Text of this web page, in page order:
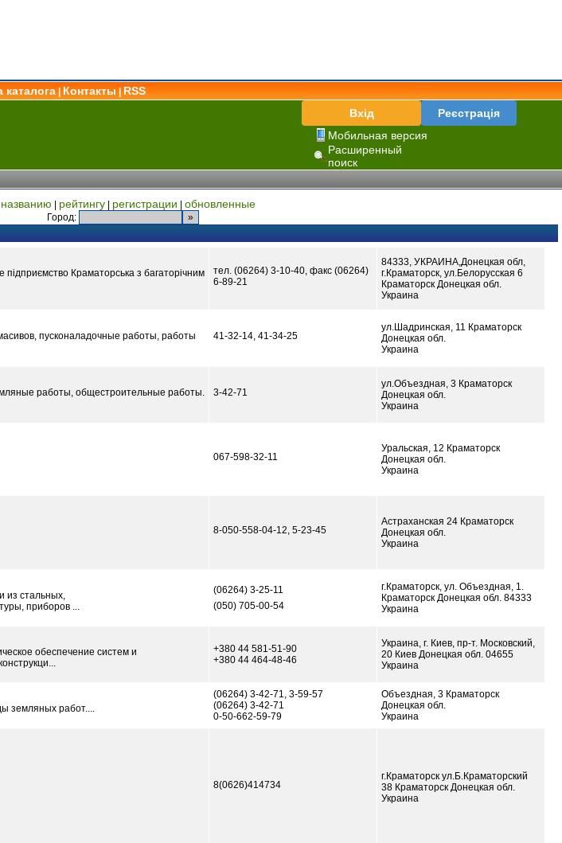
каталога Контакты
RSS
Вхід
Реєстрація
Мобильная версия
Расширенный
поиск
названию рейтингу| регистрации обновленные
Город:
Краматорська з багаторічним
тел. (06264) 3-10-40, факс (06264)
6-89-21
84333, УКРАИНА,Донецкая обл,
г.Краматорск, ул.Белорусская 6
Краматорск Донецкая обл.
Украина
пусконаладочные работы, работы
41-32-14, 41-34-25
ул.Шадринская, 11 Краматорск
Донецкая обл.
Украина
работы, общестроительные работы.
3-42-71
ул.Объездная, 3 Краматорск
Донецкая обл.
Украина
067-598-32-11
Уральская, 12 Краматорск
Донецкая обл.
Украина
8-050-558-04-12, 5-23-45
Астраханская 24 Краматорск
Донецкая обл.
Украина
из стальных,
приборов ...
(06264) 3-25-11
(050) 705-00-54
г.Краматорск, ул. Объездная, 1.
Краматорск Донецкая обл. 84333
Украина
обеспечение систем и
+380 44 581-51-90
+380 44 464-48-46
Украина, г. Киев, пр-т. Московский,
20 Киев Донецкая обл. 04655
Украина
земляных работ....
(06264) 3-42-71, 3-59-57
(06264) 3-42-71
0-50-662-59-79
Объездная, 3 Краматорск
Донецкая обл.
Украина
8(0626)414734
г.Краматорск ул.Б.Краматорский
38 Краматорск Донецкая обл.
Украина